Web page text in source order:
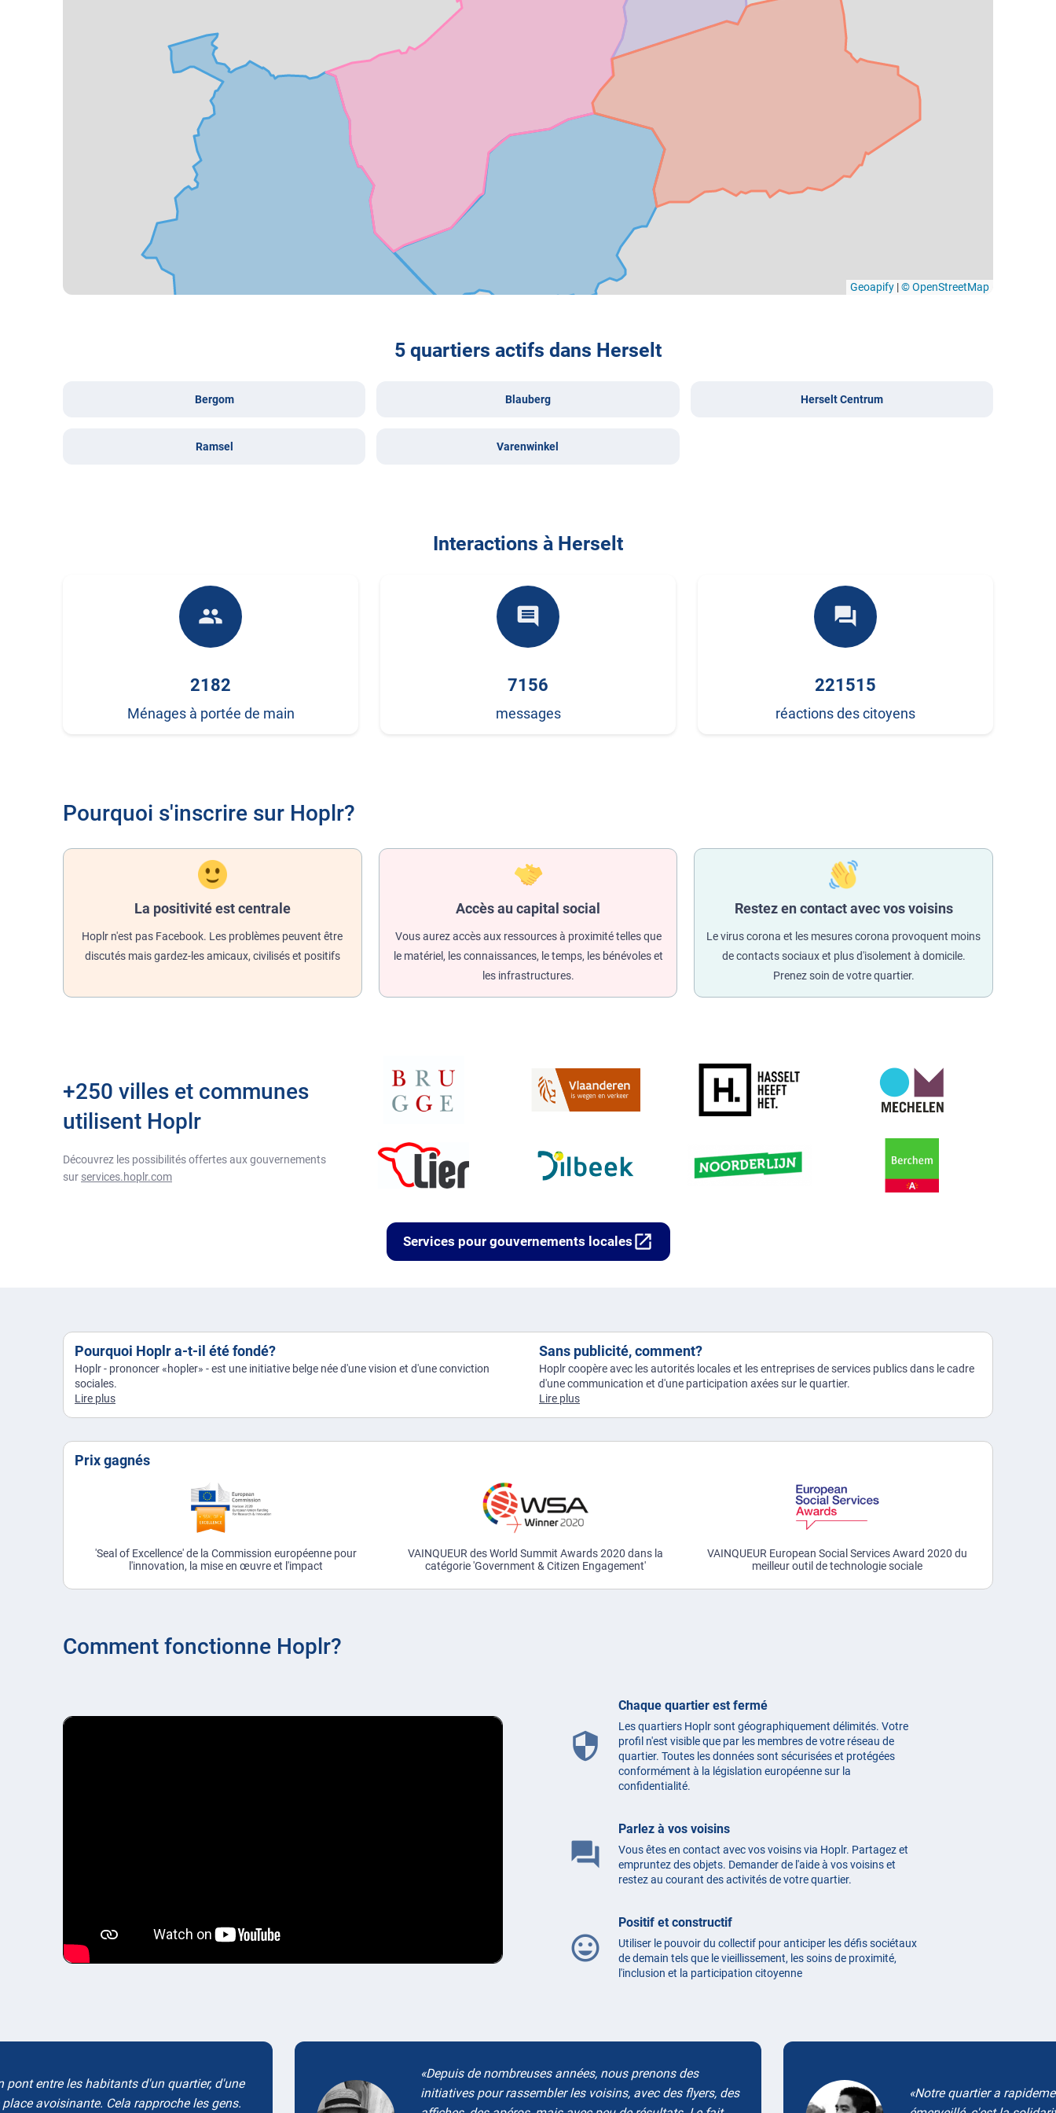
Geoapify |© OpenStreetMap
5 quartiers actifs dans Herselt
Bergom Blauberg Herselt Centrum
Ramsel Varenwinkel
Interactions à Herselt
people
2182
Ménages à portée de main
comment
7156
messages
forum
221515
réactions des citoyens
Pourquoi s'inscrire sur Hoplr?
La positivité est centrale
Hoplr n'est pas Facebook. Les problèmes peuvent être
discutés mais gardez-les amicaux, civilisés et positifs
Accès au capital social
Vous aurez accès aux ressources à proximité telles que
le matériel, les connaissances, le temps, les bénévoles et
les infrastructures.
Restez en contact avec vos voisins
Le virus corona et les mesures corona provoquent moins
de contacts sociaux et plus d'isolement à domicile.
Prenez soin de votre quartier.
+250 villes et communes
utilisent Hoplr
Découvrez les possibilités offertes aux gouvernements
sur services.hoplr.com
Services pour gouvernements locales open_in_new
Pourquoi Hoplr a-t-il été fondé?
Hoplr - prononcer «hopler» - est une initiative belge née d'une vision et d'une conviction
sociales.
Lire plus
Sans publicité, comment?
Hoplr coopère avec les autorités locales et les entreprises de services publics dans le cadre
d'une communication et d'une participation axées sur le quartier.
Lire plus
Prix gagnés
'Seal of Excellence' de la Commission européenne pour
l'innovation, la mise en œuvre et l'impact
VAINQUEUR des World Summit Awards 2020 dans la
catégorie 'Government & Citizen Engagement'
VAINQUEUR European Social Services Award 2020 du
meilleur outil de technologie sociale
Comment fonctionne Hoplr?
security
Chaque quartier est fermé
Les quartiers Hoplr sont géographiquement délimités. Votre
profil n'est visible que par les membres de votre réseau de
quartier. Toutes les données sont sécurisées et protégées
conformément à la législation européenne sur la
confidentialité.
question_answer
Parlez à vos voisins
Vous êtes en contact avec vos voisins via Hoplr. Partagez et
empruntez des objets. Demander de l'aide à vos voisins et
restez au courant des activités de votre quartier.
mood
Positif et constructif
Utiliser le pouvoir du collectif pour anticiper les défis sociétaux
de demain tels que le vieillissement, les soins de proximité,
l'inclusion et la participation citoyenne
pont entre les habitants d'un quartier, d'une
avoisinante. Cela rapproche les gens.
Depuis de nombreuses années, nous prenons des
initiatives pour rassembler les voisins, avec des flyers, des
Notre quartier a